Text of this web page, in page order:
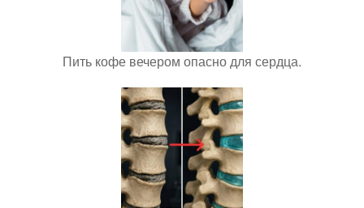
Пить кофе вечером опасно для сердца.